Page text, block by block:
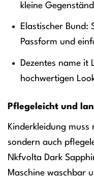
kleine
Elastischer Bund:
Passform und
Dezentes name it
hochwertigen
Pflegeleicht und
Kinderkleidung
sondern auch
Nkfvolta Dark
Maschine waschbar